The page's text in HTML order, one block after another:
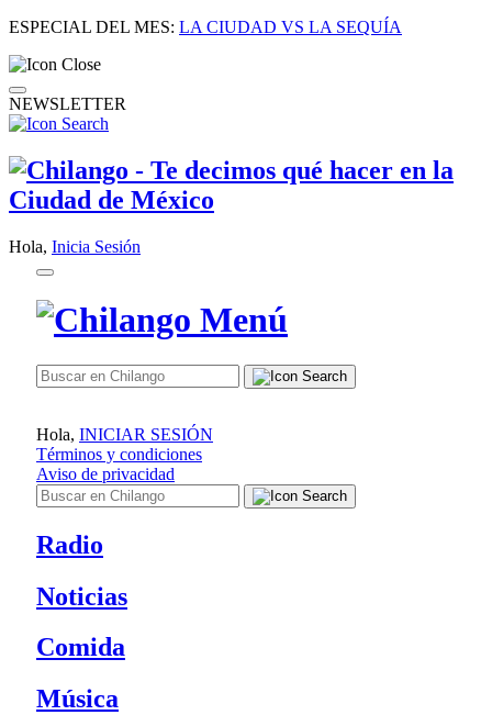
ESPECIAL DEL MES: LA CIUDAD VS LA SEQUÍA
NEWSLETTER
Hola, Inicia Sesión
Hola, INICIAR SESIÓN
Términos y condiciones
Aviso de privacidad
Radio
Noticias
Comida
Música